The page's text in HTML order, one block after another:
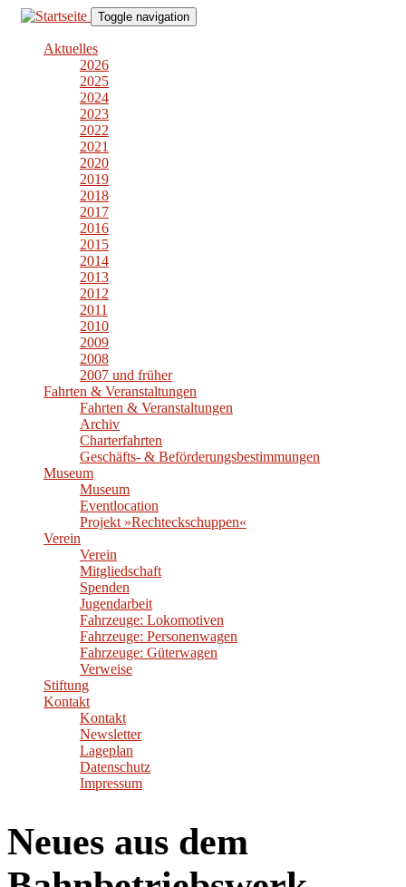
Direkt
Toggle navigation
Aktuelles
2026
2025
2024
2023
2022
2021
2020
2019
2018
2017
2016
2015
2014
2013
2012
2011
2010
2009
2008
2007 und früher
Fahrten & Veranstaltungen
Fahrten & Veranstaltungen
Archiv
Charterfahrten
Geschäfts- & Beförderungsbestimmungen
Museum
Museum
Eventlocation
Projekt »Rechteckschuppen«
Verein
Verein
Mitgliedschaft
Spenden
Jugendarbeit
Fahrzeuge: Lokomotiven
Fahrzeuge: Personenwagen
Fahrzeuge: Güterwagen
Verweise
Stiftung
Kontakt
Kontakt
Newsletter
Lageplan
Datenschutz
Impressum
Neues aus dem